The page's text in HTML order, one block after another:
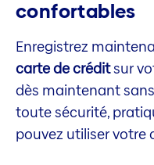
confortables
Enregistrez
carte de créditsur
dès maintenant
toute sécurité,
pouvez utiliser votre